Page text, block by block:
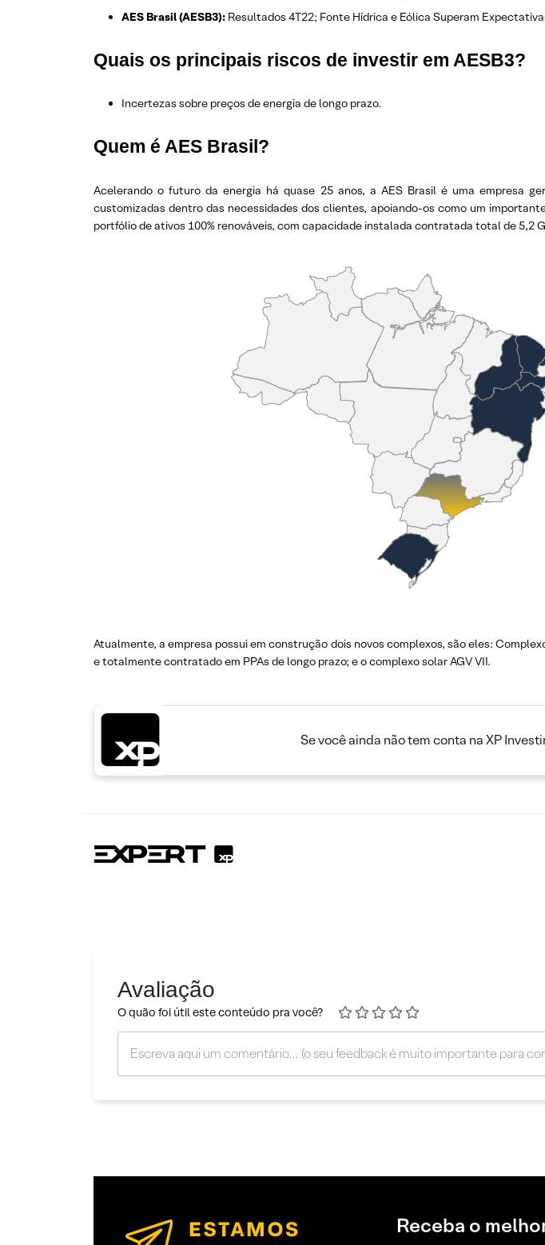
AES Brasil (AESB3): Resultados 4T22; Fonte Hídrica e Eólica Superam
Quais os principais riscos de investir em AESB3?
Incertezas sobre preços de energia de longo prazo.
Quem é AES Brasil?
Acelerando o futuro da energia há quase 25 anos, a AES Brasil é uma empresa
customizadas dentro das necessidades dos clientes, apoiando-os como um
portfólio de ativos 100% renováveis, com capacidade instalada contratada total de 5,2
Atualmente, a empresa possui em construção dois novos complexos, são eles:
e totalmente contratado em PPAs de longo prazo; e o complexo solar AGV VII.
Se você ainda não tem conta na XP
Avaliação
O quão foi útil este conteúdo pra você?
Receba o